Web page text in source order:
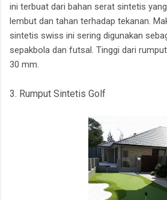
ini terbuat dari bahan serat sintetis
lembut dan tahan terhadap tekanan.
sintetis swiss ini sering digunakan
sepakbola dan futsal. Tinggi dari
30 mm.
3. Rumput Sintetis Golf